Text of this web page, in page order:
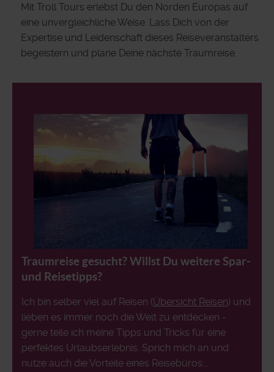
Mit Troll Tours erlebst Du den Norden Europas auf
eine unvergleichliche Weise. Lass Dich von der
Expertise und Leidenschaft dieses Reiseveranstalters
begeistern und plane Deine nächste Traumreise.
Traumreise gesucht? Willst Du weitere Spar-
und Reisetipps?
Ich bin selber viel auf Reisen (Übersicht Reisen) und
lieben es immer noch die Welt zu entdecken -
gerne teile ich meine Tipps und Tricks für eine
perfektes Urlaubserlebnis. Sprich mich an und
nutze auch die Vorteile eines Reisebüros...